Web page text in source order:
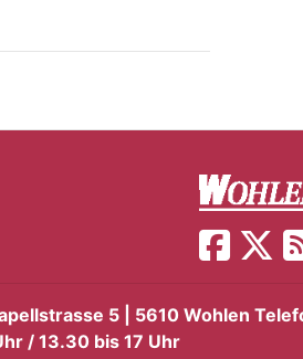
5 | 5610 Wohlen
/ 13.30 bis 17 Uhr